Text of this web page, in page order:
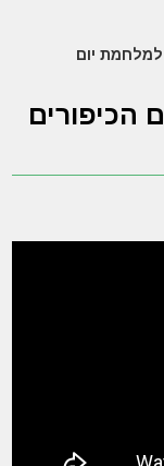
שנה למלחמת יום
הכיפורים